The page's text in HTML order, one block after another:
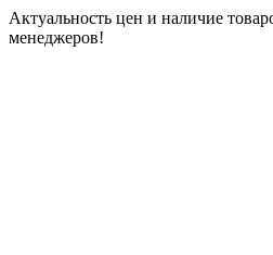
Актуальность цен и наличие
менеджеров!